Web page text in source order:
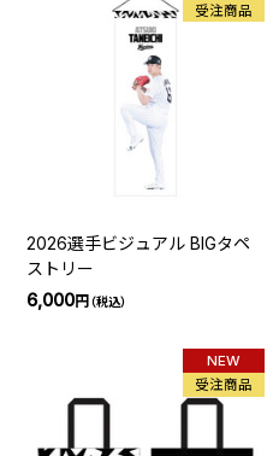
受注商品
2026選手ビジュアル BIGタペ
ストリー
6,000円（税込）
NEW
受注商品